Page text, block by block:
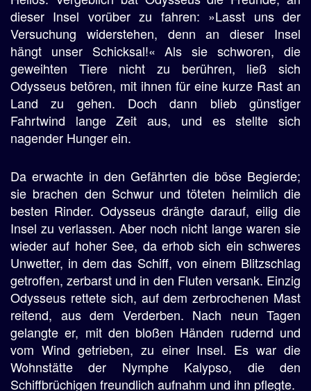
dieser Insel vorüber zu fahren: »Lasst uns der
Versuchung widerstehen, denn an dieser Insel
hängt unser Schicksal!« Als sie schworen, die
geweihten Tiere nicht zu berühren, ließ sich
Odysseus betören, mit ihnen für eine kurze Rast an
Land zu gehen. Doch dann blieb günstiger
Fahrtwind lange Zeit aus, und es stellte sich
nagender Hunger ein.
Da erwachte in den Gefährten die böse Begierde;
sie brachen den Schwur und töteten heimlich die
besten Rinder. Odysseus drängte darauf, eilig die
Insel zu verlassen. Aber noch nicht lange waren sie
wieder auf hoher See, da erhob sich ein schweres
Unwetter, in dem das Schiff, von einem Blitzschlag
getroffen, zerbarst und in den Fluten versank. Einzig
Odysseus rettete sich, auf dem zerbrochenen Mast
reitend, aus dem Verderben. Nach neun Tagen
gelangte er, mit den bloßen Händen rudernd und
vom Wind getrieben, zu einer Insel. Es war die
Wohnstätte der Nymphe Kalypso, die den
Schiffbrüchigen freundlich aufnahm und ihn pflegte.